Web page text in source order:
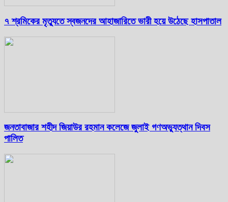
৭ শ্রমিকের মৃত্যুতে স্বজনদের আহাজারিতে ভারী হয়ে উঠেছে হাসপাতাল
জনতাবাজার শহীদ জিয়াউর রহমান কলেজে জুলাই গণঅভ্যুত্থান দিবস
পালিত